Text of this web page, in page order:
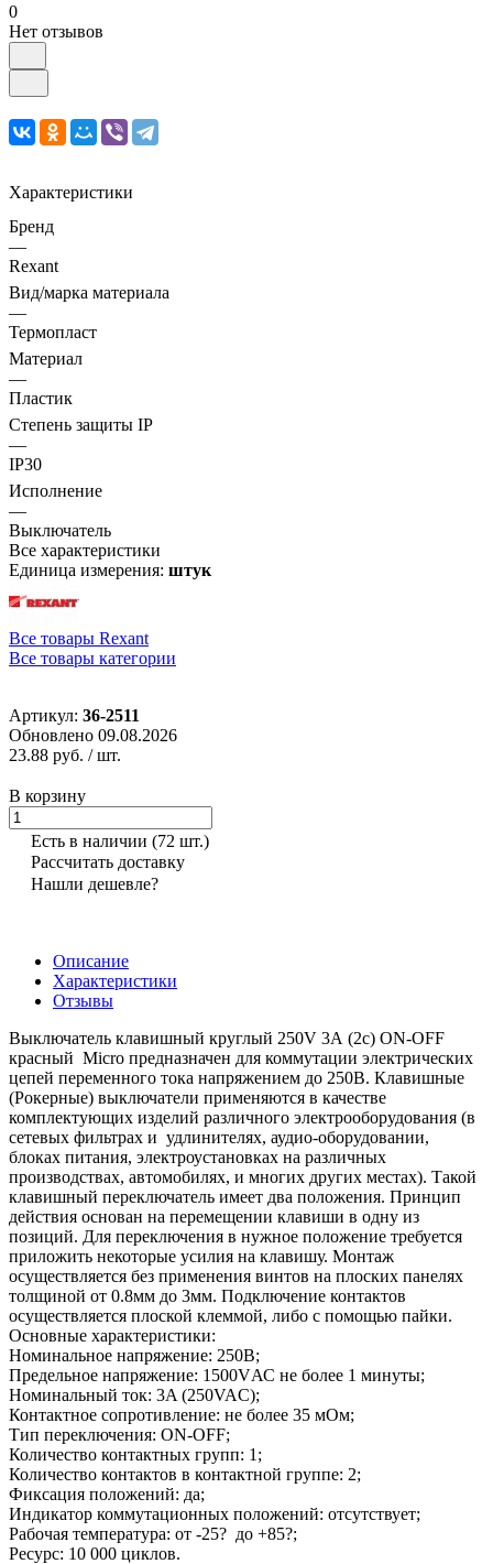
0
Нет отзывов
Характеристики
Бренд
—
Rexant
Вид/марка материала
—
Термопласт
Материал
—
Пластик
Степень защиты IP
—
IP30
Исполнение
—
Выключатель
Все характеристики
Единица измерения: штук
Все товары Rexant
Все товары категории
Артикул: 36-2511
Обновлено 09.08.2026
23.88 руб. / шт.
В корзину
Есть в наличии (72 шт.)
Рассчитать доставку
Нашли дешевле?
Описание
Характеристики
Отзывы
Выключатель клавишный круглый 250V 3А (2с) ON-OFF
красный Micro предназначен для коммутации электрических
цепей переменного тока напряжением до 250В. Клавишные
(Рокерные) выключатели применяются в качестве
комплектующих изделий различного электрооборудования (в
сетевых фильтрах и удлинителях, аудио-оборудовании,
блоках питания, электроустановках на различных
производствах, автомобилях, и многих других местах). Такой
клавишный переключатель имеет два положения. Принцип
действия основан на перемещении клавиши в одну из
позиций. Для переключения в нужное положение требуется
приложить некоторые усилия на клавишу. Монтаж
осуществляется без применения винтов на плоских панелях
толщиной от 0.8мм до 3мм. Подключение контактов
осуществляется плоской клеммой, либо с помощью пайки.
Основные характеристики:
Номинальное напряжение: 250В;
Предельное напряжение: 1500VАС не более 1 минуты;
Номинальный ток: 3A (250VAC);
Контактное сопротивление: не более 35 мОм;
Тип переключения: ON-OFF;
Количество контактных групп: 1;
Количество контактов в контактной группе: 2;
Фиксация положений: да;
Индикатор коммутационных положений: отсутствует;
Рабочая температура: от -25? до +85?;
Ресурс: 10 000 циклов.